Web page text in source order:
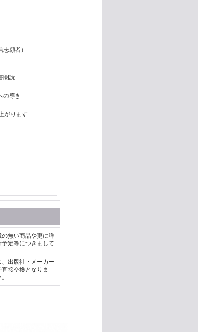
願者）
朗読
の導き
がります
無い商品や更に詳
定等につきまして
出版社・メーカー
接交換となりま